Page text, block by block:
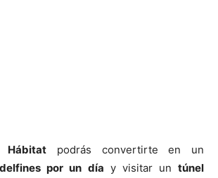
Hábitat podrás convertirte en un
por un día y visitar untúnel